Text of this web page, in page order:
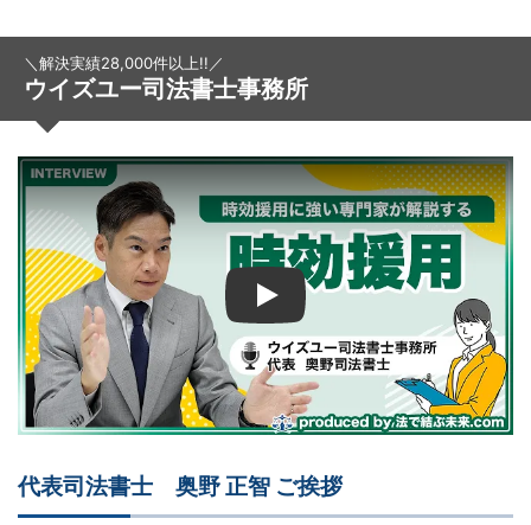
＼解決実績28,000件以上!!／
ウイズユー司法書士事務所
Play
代表司法書士 奥野 正智 ご挨拶